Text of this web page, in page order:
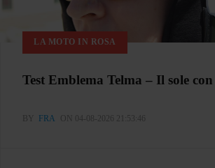
LA MOTO IN ROSA
Test Emblema Telma – Il sole con
BY FRA ON 04-08-2026 21:53:46